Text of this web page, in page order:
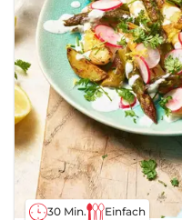
30 Min. Einfach